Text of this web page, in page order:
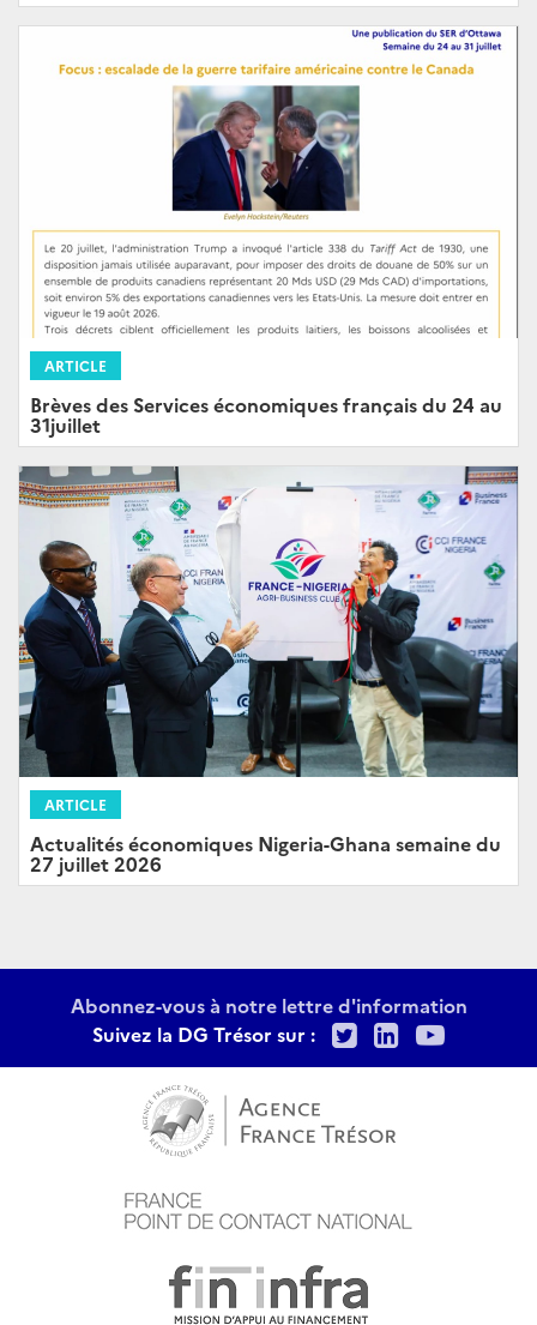
ARTICLE
Brèves des Services économiques français du 24 au
31juillet
ARTICLE
Actualités économiques Nigeria-Ghana semaine du
27 juillet 2026
Abonnez-vous à notre lettre d'information
Suivez la DG Trésor sur :
TwitterLinkedIn